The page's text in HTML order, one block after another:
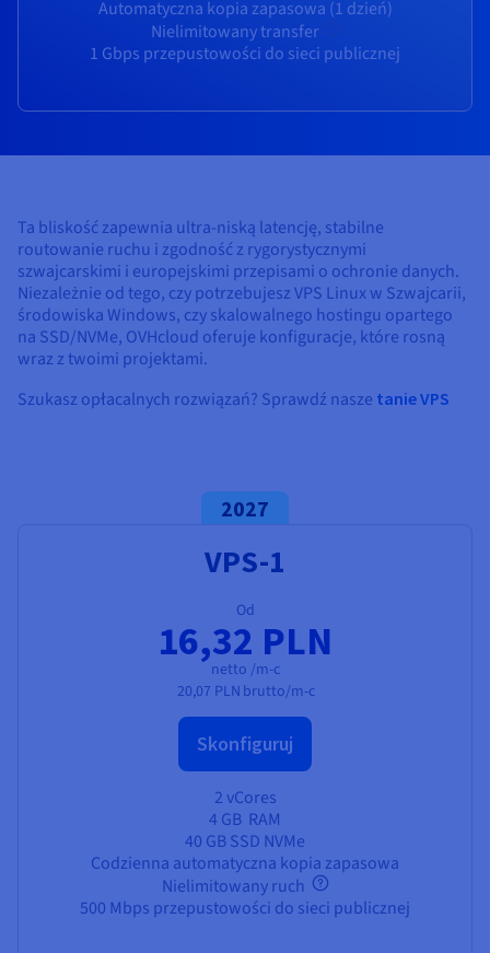
Dostępność według regionów
Roadmap & Changelog
Roadmap & Changelog
Roadmap & Changelog
Roadmap & Changelog
Roadmap & Changelog
Automatyczna kopia zapasowa (1 dzień)
Nielimitowany transfer
1 Gbps przepustowości do sieci publicznej
Ta bliskość zapewnia ultra-niską latencję, stabilne
routowanie ruchu i zgodność z rygorystycznymi
szwajcarskimi i europejskimi przepisami o ochronie danych.
Niezależnie od tego, czy potrzebujesz VPS Linux w Szwajcarii,
środowiska Windows, czy skalowalnego hostingu opartego
na SSD/NVMe, OVHcloud oferuje konfiguracje, które rosną
wraz z twoimi projektami.
Szukasz opłacalnych rozwiązań? Sprawdź nasze tanie VPS
2027
VPS-1
Od
16,32 PLN
netto /m-c
20,07 PLN brutto/m-c
Skonfiguruj
2 vCores
4 GB RAM
40 GB SSD NVMe
Codzienna automatyczna kopia zapasowa
Nielimitowany ruch
500 Mbps przepustowości do sieci publicznej